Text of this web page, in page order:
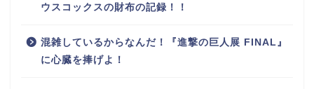
ウスコックスの財布の記録！！
混雑しているからなんだ！『進撃の巨人展 FINAL』
に心臓を捧げよ！